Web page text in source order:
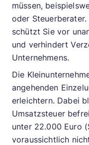
müssen,
oder
schützt Sie vor
und verhindert
Unternehmens.
Die
angehenden
erleichtern. Dabei
Umsatzsteuer
unter 22.000 Euro
voraussichtlich